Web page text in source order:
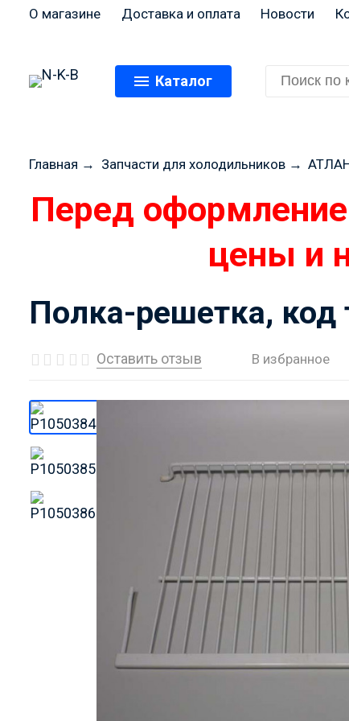
О магазине Доставка и оплата Новости
Каталог
Главная → Запчасти для холодильников→
Перед
цены и
Полка-решетка, код
Оставить отзыв В избранное